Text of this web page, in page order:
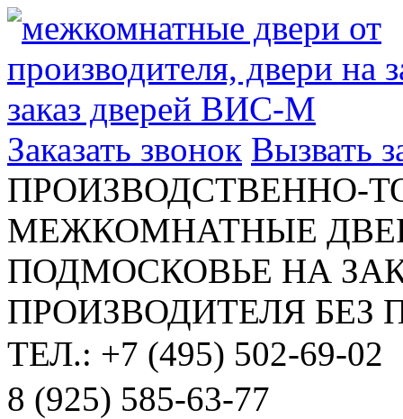
Заказать звонок Вызвать
ПРОИЗВОДСТВЕННО-
МЕЖКОМНАТНЫЕ
ПОДМОСКОВЬЕ НА
ПРОИЗВОДИТЕЛЯ БЕЗ
ТЕЛ.: +7 (495) 502-69-02
8 (925) 585-63-77